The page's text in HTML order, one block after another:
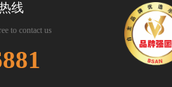
线
to contact us